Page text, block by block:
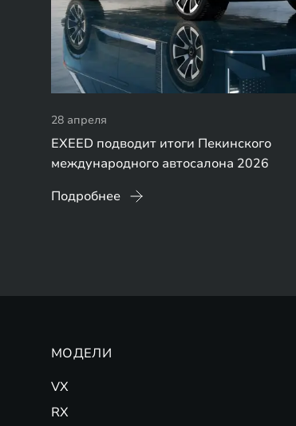
28 апреля
EXEED подводит итоги Пекинского
международного автосалона 2026
Подробнее
МОДЕЛИ
VX
RX